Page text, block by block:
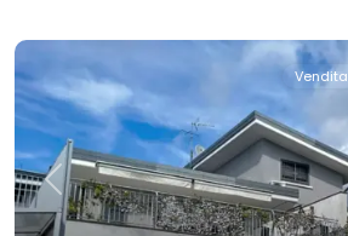
Previous
Vendita